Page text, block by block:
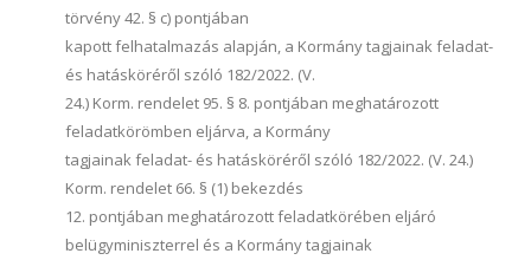
törvény 42. § c) pontjában
kapott felhatalmazás alapján, a Kormány tagjainak feladat-
és hatásköréről szóló 182/2022. (V.
24.) Korm. rendelet 95. § 8. pontjában meghatározott
feladatkörömben eljárva, a Kormány
tagjainak feladat- és hatásköréről szóló 182/2022. (V. 24.)
Korm. rendelet 66. § (1) bekezdés
12. pontjában meghatározott feladatkörében eljáró
belügyminiszterrel és a Kormány tagjainak